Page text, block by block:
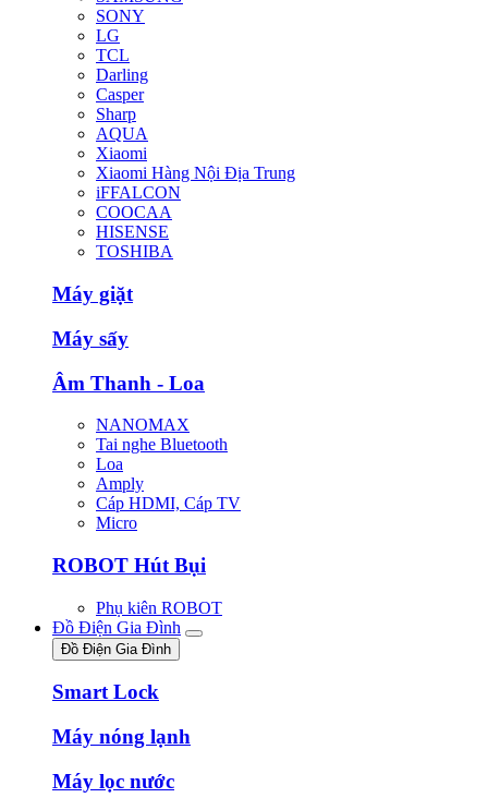
SONY
LG
TCL
Darling
Casper
Sharp
AQUA
Xiaomi
Xiaomi Hàng Nội Địa Trung
iFFALCON
COOCAA
HISENSE
TOSHIBA
Máy giặt
Máy sấy
Âm Thanh - Loa
NANOMAX
Tai nghe Bluetooth
Loa
Amply
Cáp HDMI, Cáp TV
Micro
ROBOT Hút Bụi
Phụ kiên ROBOT
Đồ Điện Gia Đình
Đồ Điện Gia Đình
Smart Lock
Máy nóng lạnh
Máy lọc nước